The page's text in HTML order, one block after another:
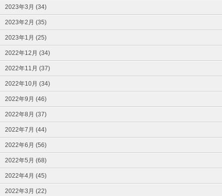
2023年3月 (34)
2023年2月 (35)
2023年1月 (25)
2022年12月 (34)
2022年11月 (37)
2022年10月 (34)
2022年9月 (46)
2022年8月 (37)
2022年7月 (44)
2022年6月 (56)
2022年5月 (68)
2022年4月 (45)
2022年3月 (22)